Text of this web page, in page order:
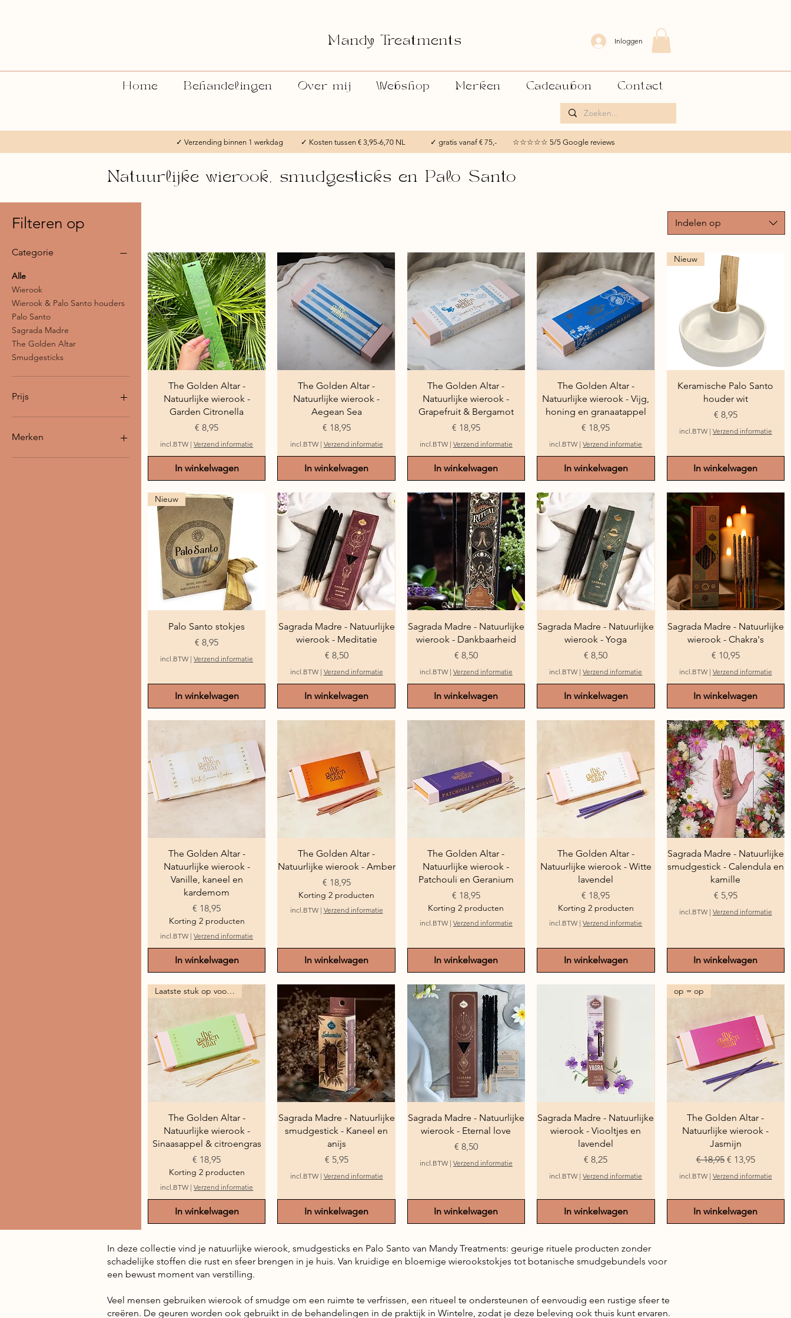
Mandy Treatments Inloggen
Home Behandelingen Over mij Webshop Merken Cadeaubon Contact
✓ Verzending binnen 1 werkdag ✓ Kosten tussen € 3,95-6,70 NL ✓ gratis vanaf € 75,- ☆☆☆☆☆ 5/5 Google reviews
Natuurlijke wierook, smudgesticks en Palo Santo
Filteren op
Categorie
Alle
Wierook
Wierook & Palo Santo houders
Palo Santo
Sagrada Madre
The Golden Altar
Smudgesticks
Prijs
€ 5
Merken
Sagrada Madre
Indelen op
Snel overzicht
The Golden Altar -
Natuurlijke wierook -
Garden Citronella
Prijs
€ 8,95
incl.BTW |Verzend informatie
In winkelwagen
Snel overzicht
The Golden Altar -
Natuurlijke wierook -
Aegean Sea
Prijs
€ 18,95
incl.BTW | Verzend informatie
In winkelwagen
Snel overzicht
The Golden Altar -
Natuurlijke wierook -
Grapefruit & Bergamot
Prijs
€ 18,95
incl.BTW | Verzend informatie
In winkelwagen
Snel overzicht
The Golden Altar -
Natuurlijke wierook - Vijg,
honing en granaatappel
Prijs
€ 18,95
incl.BTW |Verzend informatie
In winkelwagen
Snel overzicht
Nieuw
Keramische Palo Santo
houder wit
Prijs
€ 8,95
incl.BTW | Verzend informatie
In winkelwagen
Snel overzicht
Nieuw
Palo Santo stokjes
Prijs
€ 8,95
incl.BTW |Verzend informatie
In winkelwagen
Snel overzicht
Sagrada Madre - Natuurlijke
wierook - Meditatie
Prijs
€ 8,50
incl.BTW | Verzend informatie
In winkelwagen
Snel overzicht
Sagrada Madre - Natuurlijke
wierook - Dankbaarheid
Prijs
€ 8,50
incl.BTW | Verzend informatie
In winkelwagen
Snel overzicht
Sagrada Madre - Natuurlijke
wierook - Yoga
Prijs
€ 8,50
incl.BTW |Verzend informatie
In winkelwagen
Snel overzicht
Sagrada Madre - Natuurlijke
wierook - Chakra's
Prijs
€ 10,95
incl.BTW | Verzend informatie
In winkelwagen
Snel overzicht
The Golden Altar -
Natuurlijke wierook -
Vanille, kaneel en
kardemom
Prijs
€ 18,95
Korting 2 producten
incl.BTW |Verzend informatie
In winkelwagen
Snel overzicht
The Golden Altar -
Natuurlijke wierook - Amber
Prijs
€ 18,95
Korting 2 producten
incl.BTW | Verzend informatie
In winkelwagen
Snel overzicht
The Golden Altar -
Natuurlijke wierook -
Patchouli en Geranium
Prijs
€ 18,95
Korting 2 producten
incl.BTW | Verzend informatie
In winkelwagen
Snel overzicht
The Golden Altar -
Natuurlijke wierook - Witte
lavendel
Prijs
€ 18,95
Korting 2 producten
incl.BTW |Verzend informatie
In winkelwagen
Snel overzicht
Sagrada Madre - Natuurlijke
smudgestick - Calendula en
kamille
Prijs
€ 5,95
incl.BTW | Verzend informatie
In winkelwagen
Snel overzicht
Laatste stuk op voorraad
The Golden Altar -
Natuurlijke wierook -
Sinaasappel & citroengras
Prijs
€ 18,95
Korting 2 producten
incl.BTW |Verzend informatie
In winkelwagen
Snel overzicht
Sagrada Madre - Natuurlijke
smudgestick - Kaneel en
anijs
Prijs
€ 5,95
incl.BTW | Verzend informatie
In winkelwagen
Snel overzicht
Sagrada Madre - Natuurlijke
wierook - Eternal love
Prijs
€ 8,50
incl.BTW | Verzend informatie
In winkelwagen
Snel overzicht
Sagrada Madre - Natuurlijke
wierook - Viooltjes en
lavendel
Prijs
€ 8,25
incl.BTW |Verzend informatie
In winkelwagen
Snel overzicht
op = op
The Golden Altar -
Natuurlijke wierook -
Jasmijn
Normale prijs
€ 18,95 Verkoopprijs
€ 13,95
incl.BTW | Verzend informatie
In winkelwagen
In deze collectie vind je natuurlijke wierook, smudgesticks en Palo Santo van Mandy Treatments: geurige rituele producten zonder
schadelijke stoffen die rust en sfeer brengen in je huis. Van kruidige en bloemige wierookstokjes tot botanische smudgebundels voor
een bewust moment van verstilling.
Veel mensen gebruiken wierook of smudge om een ruimte te verfrissen, een ritueel te ondersteunen of eenvoudig een rustige sfeer te
creëren. De geuren worden ook gebruikt in de behandelingen in de praktijk in Wintelre, zodat je deze beleving ook thuis kunt ervaren.